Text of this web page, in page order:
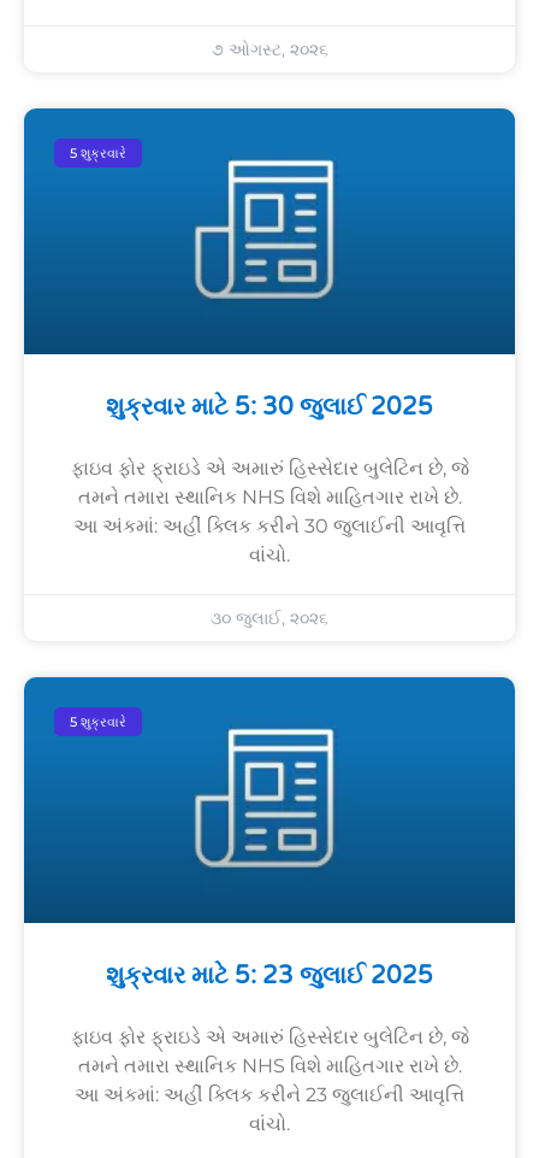
૭ ઓગસ્ટ, ૨૦૨૬
5 શુક્રવારે
શુક્રવાર માટે 5: 30 જુલાઈ 2025
ફાઇવ ફોર ફ્રાઇડે એ અમારું હિસ્સેદાર બુલેટિન છે, જે
તમને તમારા સ્થાનિક NHS વિશે માહિતગાર રાખે છે.
આ અંકમાં: અહીં ક્લિક કરીને 30 જુલાઈની આવૃત્તિ
વાંચો.
૩૦ જુલાઈ, ૨૦૨૬
5 શુક્રવારે
શુક્રવાર માટે 5: 23 જુલાઈ 2025
ફાઇવ ફોર ફ્રાઇડે એ અમારું હિસ્સેદાર બુલેટિન છે, જે
તમને તમારા સ્થાનિક NHS વિશે માહિતગાર રાખે છે.
આ અંકમાં: અહીં ક્લિક કરીને 23 જુલાઈની આવૃત્તિ
વાંચો.